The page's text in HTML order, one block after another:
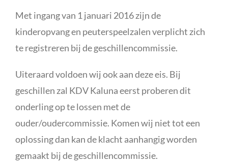
Met ingang van 1 januari 2016 zijn de
kinderopvang en peuterspeelzalen verplicht zich
te registreren bij de geschillencommissie.
Uiteraard voldoen wij ook aan deze eis. Bij
geschillen zal KDV Kaluna eerst proberen dit
onderling op te lossen met de
ouder/oudercommissie. Komen wij niet tot een
oplossing dan kan de klacht aanhangig worden
gemaakt bij de geschillencommissie.